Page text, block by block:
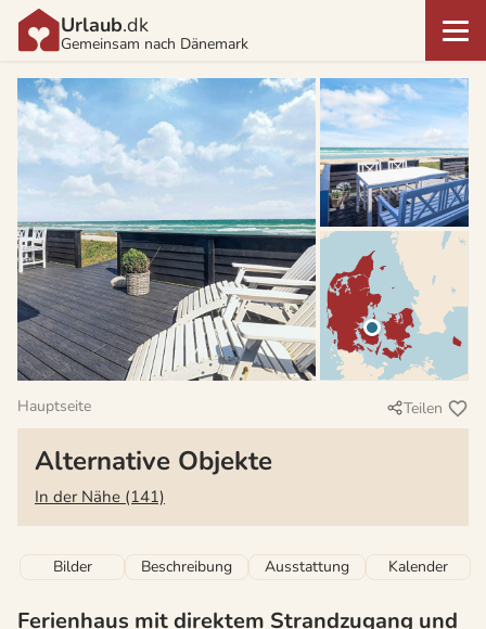
Urlaub.dk
Gemeinsam nach Dänemark
Hauptseite Teilen
Alternative Objekte
In der Nähe (141)
Bilder Beschreibung Ausstattung Kalender
Ferienhaus mit direktem Strandzugang und